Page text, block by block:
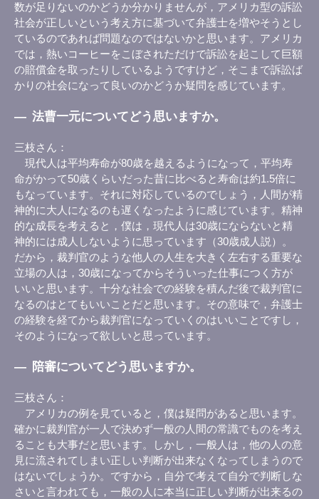
数が足りないのかどうか分かりませんが，アメリカ型の訴訟
社会が正しいという考え方に基づいて弁護士を増やそうとし
ているのであれば問題なのではないかと思います。アメリカ
では，熱いコーヒーをこぼされただけで訴訟を起こして巨額
の賠償金を取ったりしているようですけど，そこまで訴訟ば
かりの社会になって良いのかどうか疑問を感じています。
― 法曹一元についてどう思いますか。
三枝さん
現代人は平均寿命が80歳を越えるようになって，平均寿
命がかって50歳くらいだった昔に比べると寿命は約1.5倍に
もなっています。それに対応しているのでしょう，人間が精
神的に大人になるのも遅くなったように感じています。精神
的な成長を考えると，僕は，現代人は30歳にならないと精
神的には成人しないように思っています（30歳成人説）。
だから，裁判官のような他人の人生を大きく左右する重要な
立場の人は，30歳になってからそういった仕事につく方が
いいと思います。十分な社会での経験を積んだ後で裁判官に
なるのはとてもいいことだと思います。その意味で，弁護士
の経験を経てから裁判官になっていくのはいいことですし，
そのようになって欲しいと思っています。
― 陪審についてどう思いますか。
三枝さん
アメリカの例を見ていると，僕は疑問があると思います。
確かに裁判官が一人で決めず一般の人間の常識でものを考え
ることも大事だと思います。しかし，一般人は，他の人の意
見に流されてしまい正しい判断が出来なくなってしまうので
はないでしょうか。ですから，自分で考えて自分で判断しな
さいと言われても，一般の人に本当に正しい判断が出来るの